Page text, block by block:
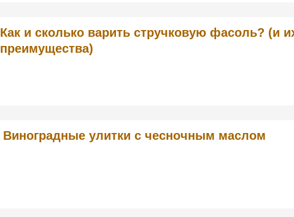
Как и сколько варить стручковую фасоль? (и
преимущества)
Виноградные улитки с чесночным маслом